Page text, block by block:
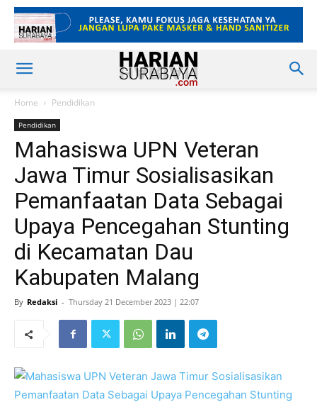
Home Pendidikan
Pendidikan
Mahasiswa UPN Veteran
Jawa Timur Sosialisasikan
Pemanfaatan Data Sebagai
Upaya Pencegahan Stunting
di Kecamatan Dau
Kabupaten Malang
By Redaksi - Thursday 21 December 2023 | 22:07